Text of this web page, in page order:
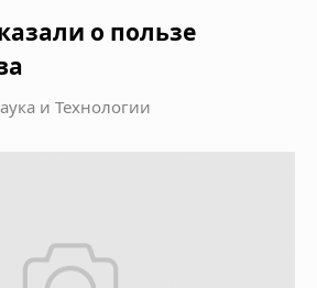
о пользе
и Технологии